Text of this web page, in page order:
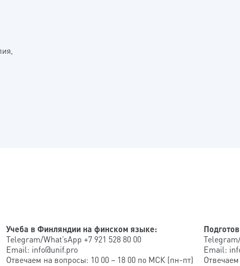
Учеба в Финляндии на финском языке:
Telegram/What’sApp +7 921 528 80 00
Email: info@unif.pro
Отвечаем на вопросы: 10 00 – 18 00 по МСК (пн-пт)
Email: